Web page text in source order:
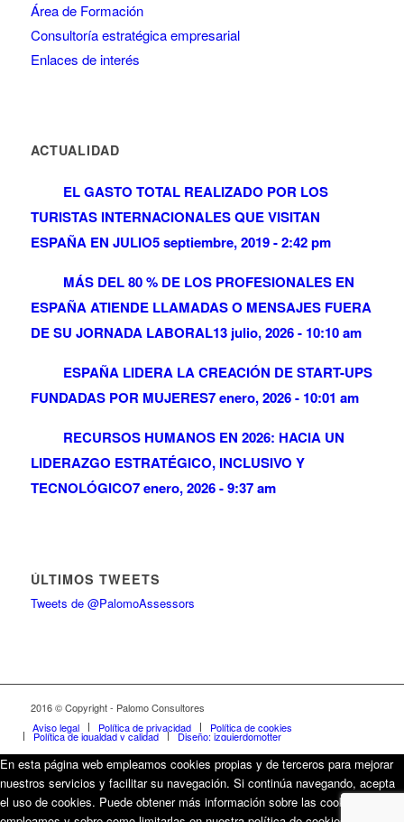
Área de Formación
Consultoría estratégica empresarial
Enlaces de interés
ACTUALIDAD
EL GASTO TOTAL REALIZADO POR LOS
TURISTAS INTERNACIONALES QUE VISITAN
ESPAÑA EN JULIO5 septiembre, 2019 - 2:42 pm
MÁS DEL 80 % DE LOS PROFESIONALES EN
ESPAÑA ATIENDE LLAMADAS O MENSAJES FUERA
DE SU JORNADA LABORAL13 julio, 2026 - 10:10 am
ESPAÑA LIDERA LA CREACIÓN DE START-UPS
FUNDADAS POR MUJERES7 enero, 2026 - 10:01 am
RECURSOS HUMANOS EN 2026: HACIA UN
LIDERAZGO ESTRATÉGICO, INCLUSIVO Y
TECNOLÓGICO7 enero, 2026 - 9:37 am
ÚLTIMOS TWEETS
Tweets de @PalomoAssessors
2016 © Copyright - Palomo Consultores
Aviso legal
Política de privacidad Política de cookies
Política de igualdad y calidad Diseño: izquierdomotter
En esta página web empleamos cookies propias y de terceros para mejorar
nuestros servicios y facilitar su navegación. Si continúa navegando, acepta
el uso de cookies. Puede obtener más información sobre las cookies que